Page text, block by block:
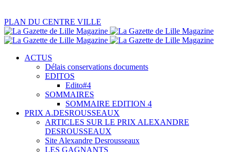
PLAN DU CENTRE VILLE
ACTUS
Délais conservations documents
EDITOS
Edito#4
SOMMAIRES
SOMMAIRE EDITION 4
PRIX A.DESROUSSEAUX
ARTICLES SUR LE PRIX ALEXANDRE
DESROUSSEAUX
Site Alexandre Desrousseaux
LES GAGNANTS